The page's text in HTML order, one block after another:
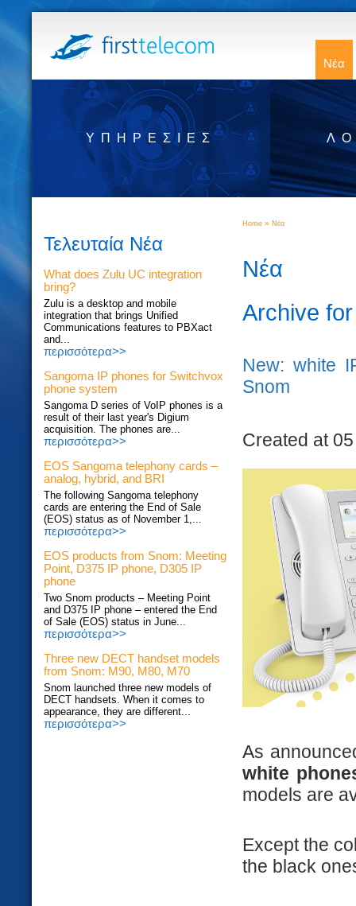
Νέα
ΥΠΗΡΕΣΊΕΣ
Τελευταία Νέα
What does Zulu UC integration
bring?
Zulu is a desktop and mobile
integration that brings Unified
Communications features to PBXact
and...
περισσότερα>>
Sangoma IP phones for Switchvox
phone system
Sangoma D series of VoIP phones is a
result of their last year's Digium
acquisition. The phones are...
περισσότερα>>
EOS Sangoma telephony cards –
analog, hybrid, and BRI
The following Sangoma telephony
cards are entering the End of Sale
(EOS) status as of November 1,...
περισσότερα>>
EOS products from Snom: Meeting
Point, D375 IP phone, D305 IP
phone
Two Snom products – Meeting Point
and D375 IP phone – entered the End
of Sale (EOS) status in June...
περισσότερα>>
Three new DECT handset models
from Snom: M90, M80, M70
Snom launched three new models of
DECT handsets. When it comes to
appearance, they are different...
περισσότερα>>
Home » Νέα
Νέα
Archive
New: white
Snom
Created at 05
As
white
models are
Except the
the black